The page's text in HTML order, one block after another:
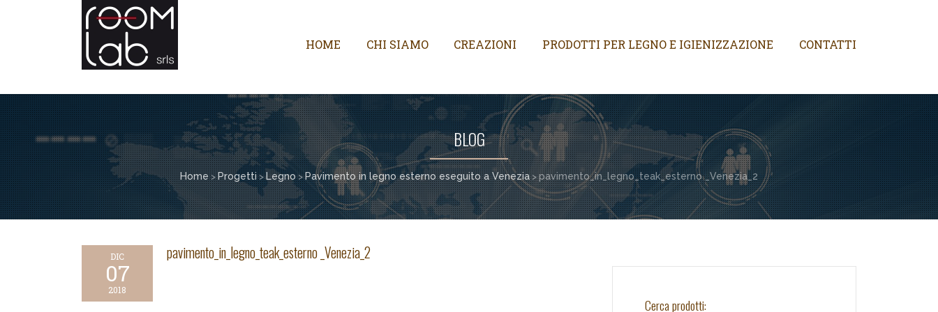
HOME CHI SIAMO CREAZIONI PRODOTTI PER LEGNO E IGIENIZZAZIONE CONTATTI
BLOG
Home> Progetti>Legno>Pavimento in legno esterno eseguito a Venezia>pavimento_in_legno_teak_esterno _Venezia_2
DIC
07
2018
pavimento_in_legno_teak_esterno _Venezia_2
Cerca prodotti: